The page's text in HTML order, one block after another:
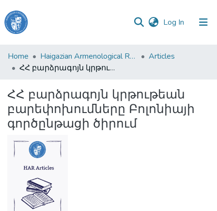
Log In (current)
Haigazian
University
&
Collections
All of DSpace
Home Haigazian Armenological Review
Articles
ՀՀ բարձրագոյն կրթութեան բարեփոխումները Բոլոնիայի գործընթացի ծիրում
ՀՀ բարձրագոյն կրթութեան
բարեփոխումները Բոլոնիայի
գործընթացի ծիրում